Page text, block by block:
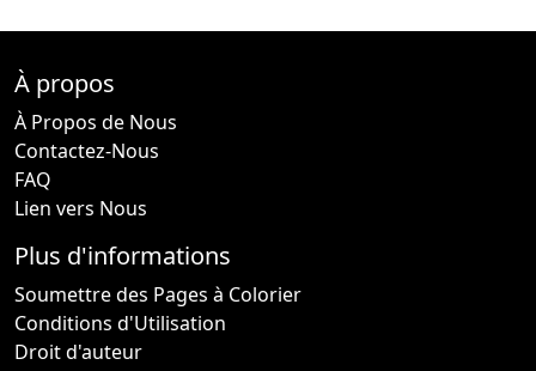
À propos
À Propos de Nous
Contactez-Nous
FAQ
Lien vers Nous
Plus d'informations
Soumettre des Pages à Colorier
Conditions d'Utilisation
Droit d'auteur